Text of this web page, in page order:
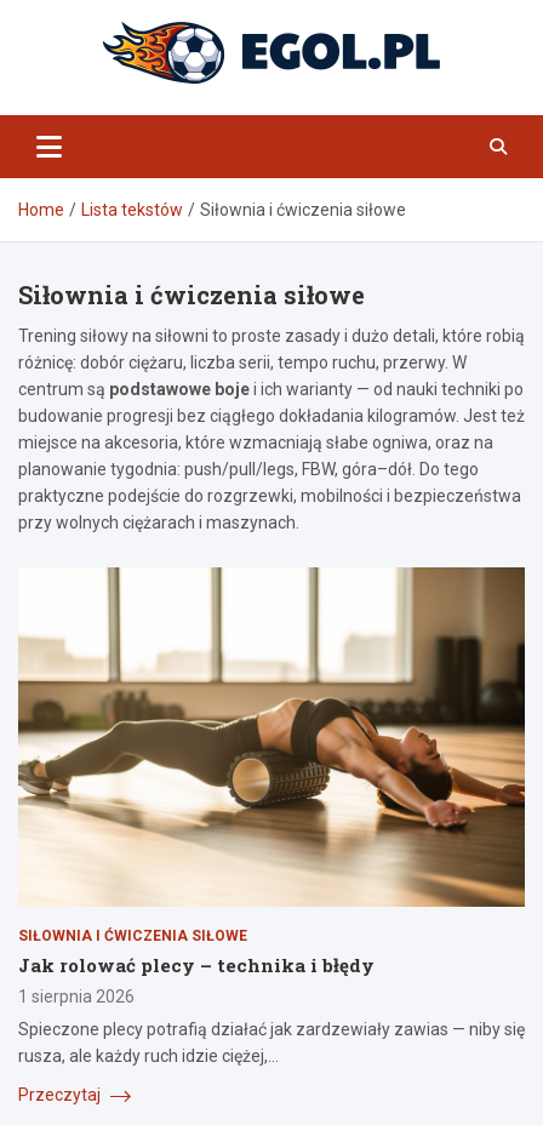
eGol.pl
Home Lista tekstów Siłownia i ćwiczenia siłowe
Siłownia i ćwiczenia siłowe
Trening siłowy na siłowni to proste zasady i dużo detali, które robią
różnicę: dobór ciężaru, liczba serii, tempo ruchu, przerwy. W
centrum są podstawowe bojei ich warianty — od nauki techniki po
budowanie progresji bez ciągłego dokładania kilogramów. Jest też
miejsce na akcesoria, które wzmacniają słabe ogniwa, oraz na
planowanie tygodnia: push/pull/legs, FBW, góra–dół. Do tego
praktyczne podejście do rozgrzewki, mobilności i bezpieczeństwa
przy wolnych ciężarach i maszynach.
SIŁOWNIA I ĆWICZENIA SIŁOWE
Jak rolować plecy – technika i błędy
1 sierpnia 2026
Spieczone plecy potrafią działać jak zardzewiały zawias — niby się
rusza, ale każdy ruch idzie ciężej,…
Przeczytaj